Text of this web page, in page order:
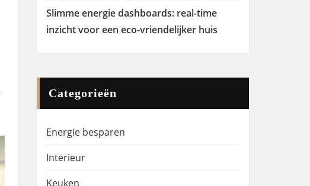
Slimme energie dashboards: real-time
inzicht voor een eco-vriendelijker huis
Categorieën
Energie besparen
Interieur
Keuken